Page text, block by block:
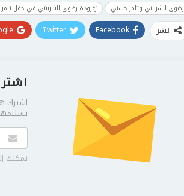
رضوى الشربيني وتامر حسني
زغرودة رضوى الشربيني في حفل
نشر Facebook
Twitter
اشترك
يمكنك